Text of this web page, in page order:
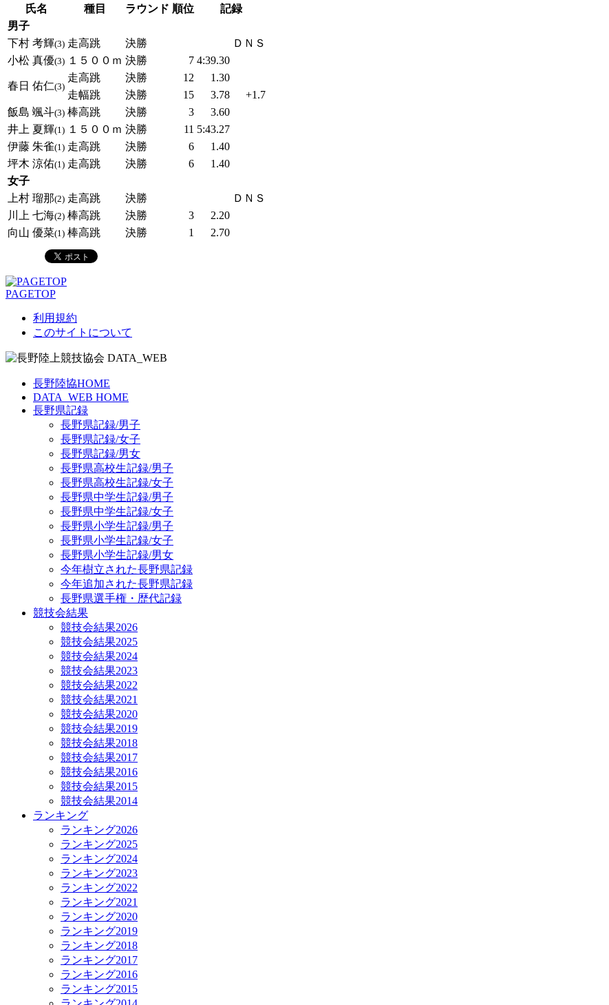
氏名 種目 ラウンド 順位
記録
男子
下村 考輝(3) 走高跳 決勝
ＤＮＳ
小松 真優(3) １５００ｍ 決勝 7 4:39.30
春日 佑仁(3)
走高跳 決勝 12
1.30
走幅跳
決勝 15 3.78
+1.7
飯島 颯斗(3) 棒高跳 決勝 3
3.60
井上 夏輝(1) １５００ｍ 決勝 11 5:43.27
伊藤 朱雀(1) 走高跳 決勝 6
1.40
坪木 涼佑(1) 走高跳 決勝 6
1.40
女子
上村 瑠那(2) 走高跳 決勝
ＤＮＳ
川上 七海(2) 棒高跳 決勝 3
2.20
向山 優菜(1) 棒高跳 決勝 1 2.70
PAGETOP
利用規約
このサイトについて
長野陸協HOME
DATA_WEB HOME
長野県記録
長野県記録/男子
長野県記録/女子
長野県記録/男女
長野県高校生記録/男子
長野県高校生記録/女子
長野県中学生記録/男子
長野県中学生記録/女子
長野県小学生記録/男子
長野県小学生記録/女子
長野県小学生記録/男女
今年樹立された長野県記録
今年追加された長野県記録
長野県選手権・歴代記録
競技会結果
競技会結果2026
競技会結果2025
競技会結果2024
競技会結果2023
競技会結果2022
競技会結果2021
競技会結果2020
競技会結果2019
競技会結果2018
競技会結果2017
競技会結果2016
競技会結果2015
競技会結果2014
ランキング
ランキング2026
ランキング2025
ランキング2024
ランキング2023
ランキング2022
ランキング2021
ランキング2020
ランキング2019
ランキング2018
ランキング2017
ランキング2016
ランキング2015